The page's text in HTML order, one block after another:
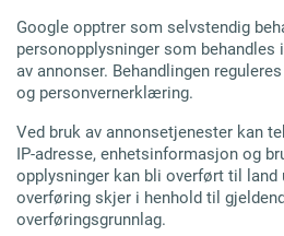
Google opptrer som selvstendig
personopplysninger som
av annonser. Behandlingen
og personvernerklæring.
Ved bruk av annonsetjenester kan
IP-adresse, enhetsinformasjon og
opplysninger kan bli overført til land
overføring skjer i henhold til
overføringsgrunnlag.